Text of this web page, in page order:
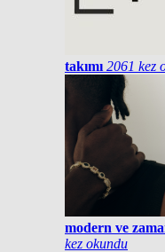
takımı 2061 kez
modern ve
kez okundu